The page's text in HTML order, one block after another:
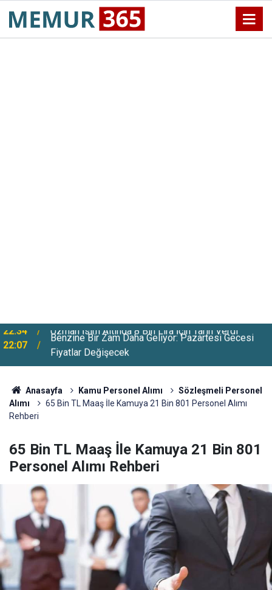
22:07
Benzine Bir Zam Daha Geliyor: Pazartesi Gecesi
Fiyatlar Değişecek
Anasayfa Kamu Personel Alımı
Sözleşmeli Personel
Alımı
65 Bin TL Maaş İle Kamuya 21 Bin 801 Personel Alımı
Rehberi
65 Bin TL Maaş İle Kamuya 21 Bin 801
Personel Alımı Rehberi